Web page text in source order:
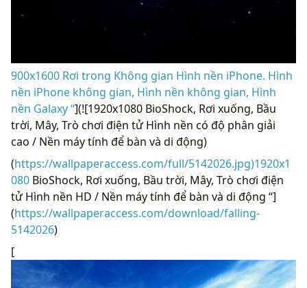
900x1600 Rơi trong Không gian Hình nền iPhone. Hình
nền iPhone không gian, Hình nền không gian, Hình
nền Galaxy “](![1920x1080 BioShock, Rơi xuống, Bầu
trời, Mây, Trò chơi điện tử Hình nền có độ phân giải
cao / Nền máy tính để bàn và di động)
(https://wallpaperaccess.com/full/5142026.jpg)1920x1
080 BioShock, Rơi xuống, Bầu trời, Mây, Trò chơi điện
tử Hình nền HD / Nền máy tính để bàn và di động “]
(https://wallpaperaccess.com/download/falling-
5142026)
[